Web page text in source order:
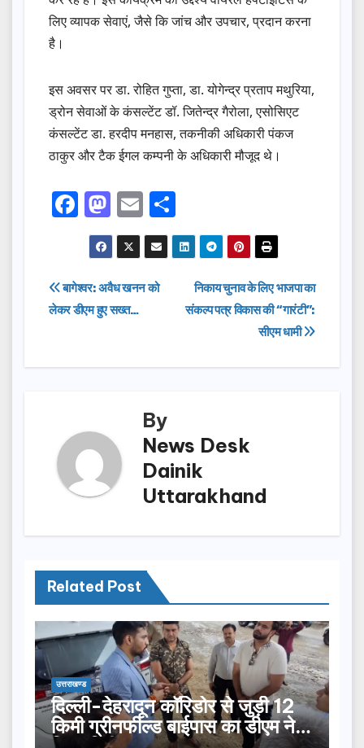
लिए व्यापक सेवाएं, जैसे कि जांच और उपचार, प्रदान करना
है।
इस अवसर पर डा. रोहित गुप्ता, डा. योगेन्द्र प्रताप मथुरिया,
ड्रोन सेवाओं के कंसल्टेंट डॉ. जितेन्द्र गैरोला, एसोसिएट
कंसल्टेंट डा. हरदीप मनहास, तकनीकी अधिकारी पंकज
ठाकुर और टैक ईगल कम्पनी के अधिकारी मौजूद थे।
F
a
c
e
b
o
M
a
st
o
d
n
E
m
ail
h
ar
Post
navigation
निकाय चुनाव के लिए भाजपा का
संकल्प पत्र विकास की “गारंटी”:
सीएम धामी
बागेश्वर: अवैध खनन को
लेकर डीएम हुए सख्त…
By
News Desk
Dainik
Uttarakhand
Related Post
उत्तराखण्ड
दिल्ली-देहरादून कॉरिडोर से जुड़ी 12
किमी ग्रीनफील्ड बाईपास का डीएम ने